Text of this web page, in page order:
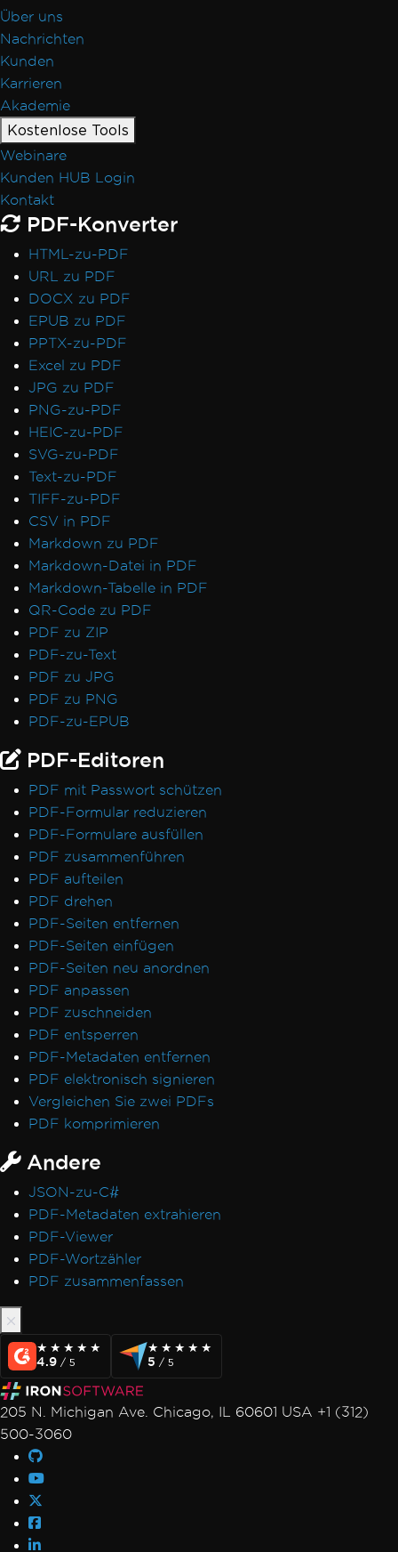
Über uns
Nachrichten
Kunden
Karrieren
Akademie
Kostenlose Tools
Webinare
Kunden HUB Login
Kontakt
PDF-Konverter
HTML-zu-PDF
URL zu PDF
DOCX zu PDF
EPUB zu PDF
PPTX-zu-PDF
Excel zu PDF
JPG zu PDF
PNG-zu-PDF
HEIC-zu-PDF
SVG-zu-PDF
Text-zu-PDF
TIFF-zu-PDF
CSV in PDF
Markdown zu PDF
Markdown-Datei in PDF
Markdown-Tabelle in PDF
QR-Code zu PDF
PDF zu ZIP
PDF-zu-Text
PDF zu JPG
PDF zu PNG
PDF-zu-EPUB
PDF-Editoren
PDF mit Passwort schützen
PDF-Formular reduzieren
PDF-Formulare ausfüllen
PDF zusammenführen
PDF aufteilen
PDF drehen
PDF-Seiten entfernen
PDF-Seiten einfügen
PDF-Seiten neu anordnen
PDF anpassen
PDF zuschneiden
PDF entsperren
PDF-Metadaten entfernen
PDF elektronisch signieren
Vergleichen Sie zwei PDFs
PDF komprimieren
Andere
JSON-zu-C#
PDF-Metadaten extrahieren
PDF-Viewer
PDF-Wortzähler
PDF zusammenfassen
★★★★★
★★★★★
4.9 / 5
★★★★★
★★★★★
5 / 5
205 N. Michigan Ave. Chicago, IL 60601 USA +1 (312)
500-3060